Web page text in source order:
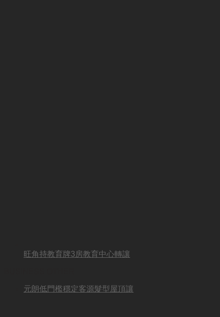
旺角持教育牌3房教育中心轉讓
元朗低門檻穩定客源髮型屋頂讓